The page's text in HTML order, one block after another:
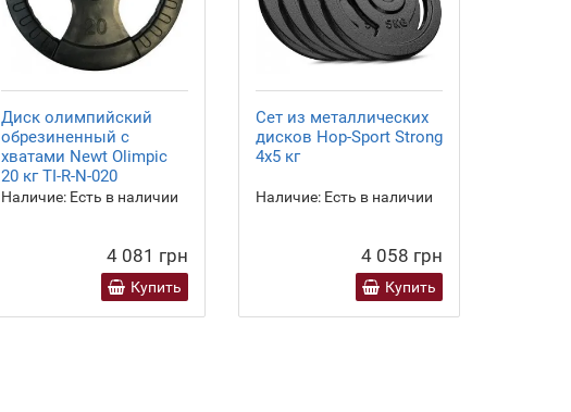
Диск олимпийский
обрезиненный с
хватами Newt Olimpic
20 кг TI-R-N-020
Наличие: Есть в наличии
4 081 грн
Купить
Сет из металлических
дисков Hop-Sport Strong
4x5 кг
Наличие: Есть в наличии
4 058 грн
Купить